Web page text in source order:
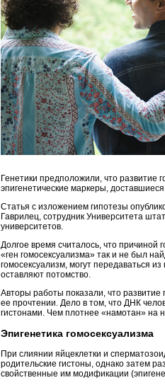
Генетики предположили, что развитие
эпигенетические маркеры,
Статья с изложением гипотезы
Гаврилец, сотрудник Университета
университетов.
Долгое время считалось, что причиной
«ген гомосексуализма» так и не был
гомосексуализм, могут передаваться
оставляют потомство.
Авторы работы показали, что
ее прочтении. Дело в том, что ДНК
гистонами. Чем плотнее «намотан» на
Эпигенетика гомосексуализма
При слиянии яйцеклетки и
родительские гистоны, однако затем
свойственные им модификации